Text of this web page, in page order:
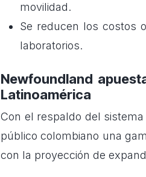
movilidad.
Se reducen los costos
laboratorios.
Newfoundland
Latinoamérica
Con el respaldo del
público colombiano una
con la proyección de